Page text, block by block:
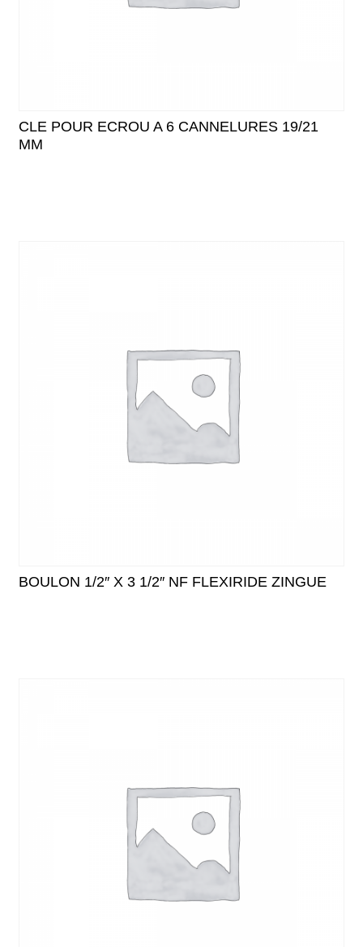
CLE POUR ECROU A 6 CANNELURES 19/21
MM
BOULON 1/2″ X 3 1/2″ NF FLEXIRIDE ZINGUE